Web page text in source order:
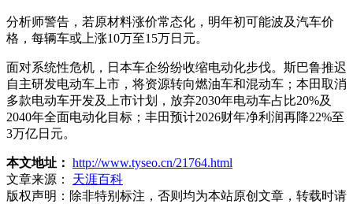
分析师警告，若原材料涨价常态化，明年初可能波及汽车价
格，每辆车或上涨10万至15万日元。
面对系统性危机，日本车企纷纷收缩电动化步伐。斯巴鲁推迟
自主研发电动车上市，将资源转向燃油车和混动车；本田取消
多款电动车开发及上市计划，放弃2030年电动车占比20%及
2040年全面电动化目标；丰田预计2026财年净利润再降22%至
3万亿日元。
本文地址： http://www.tyseo.cn/21764.html
文章来源：
天涯百科
版权声明： 除非特别标注，否则均为本站原创文章，转载时请